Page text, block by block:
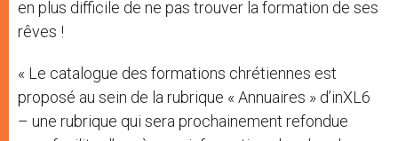
en plus difficile de ne pas trouver la formation de ses
rêves !
« Le catalogue des formations chrétiennes est
proposé au sein de la rubrique « Annuaires » d’inXL6
– une rubrique qui sera prochainement refondue